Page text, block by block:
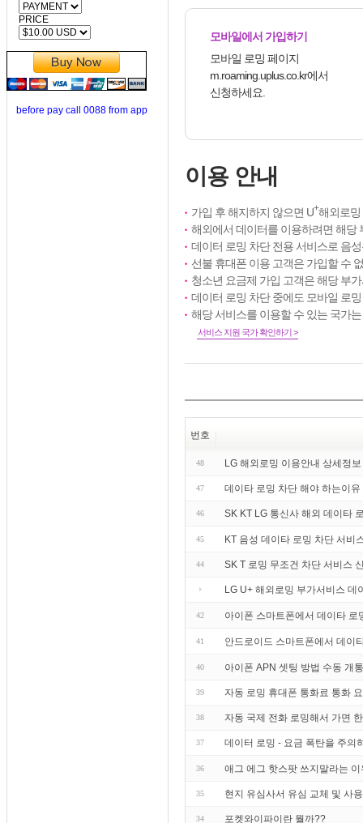
PRICE
before pay call 0088 from app
모바일에서 가입하기
모바일 로밍 페이지
m.roaming.uplus.co.kr에서
신청하세요.
이용 안내
가입 후 해지하지 않으면 U+해외로밍
해외에서 데이터를 이용하려면 해당
데이터 로밍 차단 전용 서비스로 음
선불 휴대폰 이용 고객은 가입할 수
청소년 요금제 가입 고객은 해당 부
데이터 로밍 차단 중에도 모바일 로
해당 서비스를 이용할 수 있는 국가
서비스 지원 국가 확인하기 >
번호
48 LG 해외로밍 이용안내 상세정
47 데이타 로밍 차단 해야 하는이
46 SK KT LG 통신사 해외 데이타
45 KT 음성 데이타 로밍 차단 서비
44 SK T 로밍 무조건 차단 서비스
LG U+ 해외로밍 부가서비스 데
42 아이폰 스마트폰에서 데이타
41 안드로이드 스마트폰에서 데이
40 아이폰 APN 셋팅 방법 수동 개
39 자동 로밍 휴대폰 통화료 통화
38 자동 국제 전화 로밍해서 가면
37 데이터 로밍 - 요금 폭탄을 주의
36 애그 에그 핫스팟 쓰지말라는 이
35 현지 유심사서 유심 교체 및 사
34 포켓와이파이란 뭘까??